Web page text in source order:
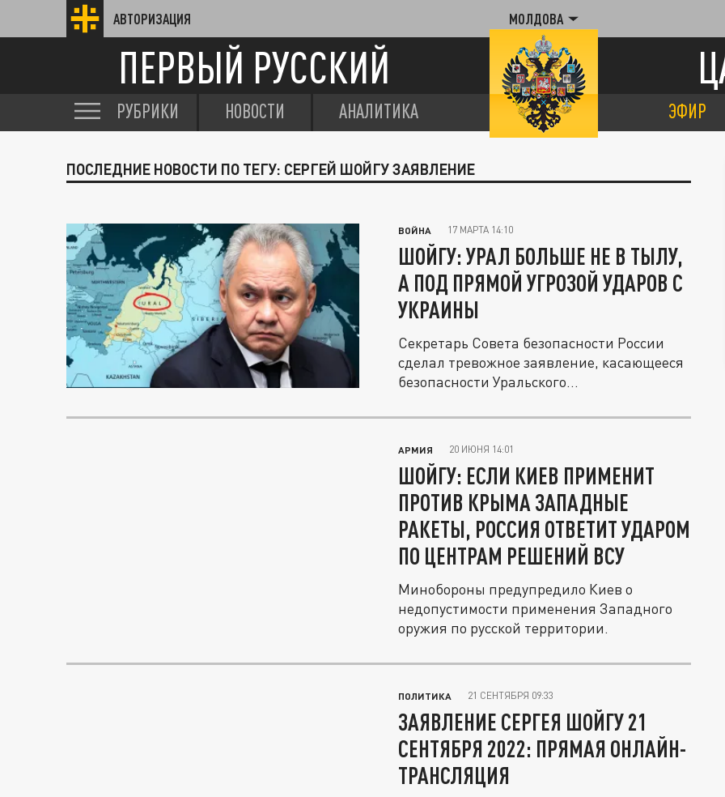
АВТОРИЗАЦИЯ МОЛДОВА
ПЕРВЫЙ РУССКИЙ
РУБРИКИ НОВОСТИ АНАЛИТИКА ЭФИР
ПОСЛЕДНИЕ НОВОСТИ ПО ТЕГУ: СЕРГЕЙ ШОЙГУ ЗАЯВЛЕНИЕ
ВОЙНА 17 МАРТА 14:10
ШОЙГУ: УРАЛ БОЛЬШЕ НЕ В ТЫЛУ,
А ПОД ПРЯМОЙ УГРОЗОЙ УДАРОВ С
УКРАИНЫ
Секретарь Совета безопасности России
сделал тревожное заявление, касающееся
безопасности Уральского...
АРМИЯ 20 ИЮНЯ 14:01
ШОЙГУ: ЕСЛИ КИЕВ ПРИМЕНИТ
ПРОТИВ КРЫМА ЗАПАДНЫЕ
РАКЕТЫ, РОССИЯ ОТВЕТИТ УДАРОМ
ПО ЦЕНТРАМ РЕШЕНИЙ ВСУ
Минобороны предупредило Киев о
недопустимости применения Западного
оружия по русской территории.
ПОЛИТИКА 21 СЕНТЯБРЯ 09:33
ЗАЯВЛЕНИЕ СЕРГЕЯ ШОЙГУ 21
СЕНТЯБРЯ 2022: ПРЯМАЯ ОНЛАЙН-
ТРАНСЛЯЦИЯ